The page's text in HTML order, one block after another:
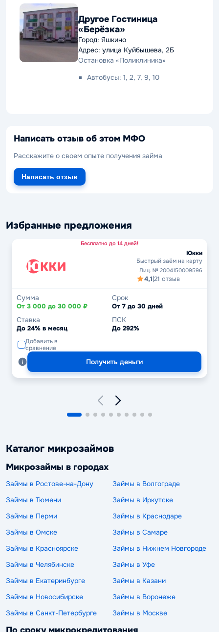
Другое Гостиница
«Берёзка»
Город: Яшкино
Адрес: улица Куйбышева, 2Б
Остановка «Поликлиника»
Автобусы: 1, 2, 7, 9, 10
Написать отзыв об этом МФО
Расскажите о своем опыте получения займа
Написать отзыв
Избранные предложения
Бесплатно до 14 дней!
Юкки
Быстрый заём на карту
Лиц. № 2004150009596
4,1|21 отзыв
Сумма
От 3 000 до 30 000 ₽
Срок
От 7 до 30 дней
Ставка
До 24% в месяц
ПСК
До 292%
Добавить в
сравнение
Получить деньги
Каталог микрозаймов
Микрозаймы в городах
Займы в Ростове-на-Дону
Займы в Волгограде
Займы в Тюмени
Займы в Иркутске
Займы в Перми
Займы в Краснодаре
Займы в Омске
Займы в Самаре
Займы в Красноярске
Займы в Нижнем Новгороде
Займы в Челябинске
Займы в Уфе
Займы в Екатеринбурге
Займы в Казани
Займы в Новосибирске
Займы в Воронеже
Займы в Санкт-Петербурге
Займы в Москве